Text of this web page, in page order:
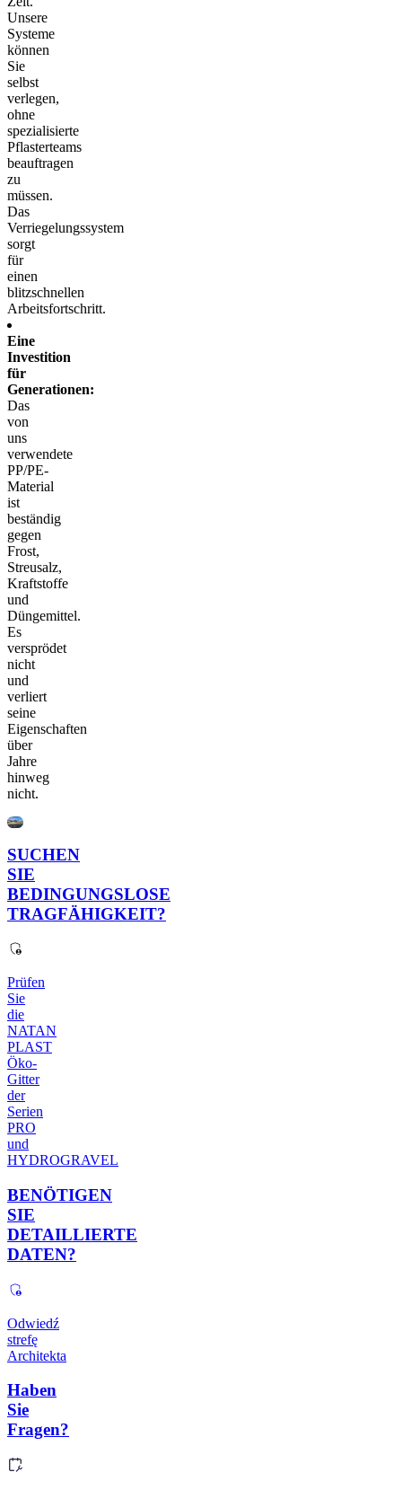
Unsere
Systeme
können
Sie
selbst
verlegen,
ohne
spezialisierte
Pflasterteams
beauftragen
zu
müssen.
Das
Verriegelungssystem
sorgt
für
einen
blitzschnellen
Arbeitsfortschritt.
Eine
Investition
für
Generationen:
Das
von
uns
verwendete
PP/PE-
Material
ist
beständig
gegen
Frost,
Streusalz,
Kraftstoffe
und
Düngemittel.
Es
versprödet
nicht
und
verliert
seine
Eigenschaften
über
Jahre
hinweg
nicht.
SUCHEN
SIE
BEDINGUNGSLOSE
TRAGFÄHIGKEIT?
Prüfen
Sie
die
NATAN
PLAST
Öko-
Gitter
der
Serien
PRO
und
HYDROGRAVEL
BENÖTIGEN
SIE
DETAILLIERTE
DATEN?
Odwiedź
strefę
Architekta
Haben
Sie
Fragen?